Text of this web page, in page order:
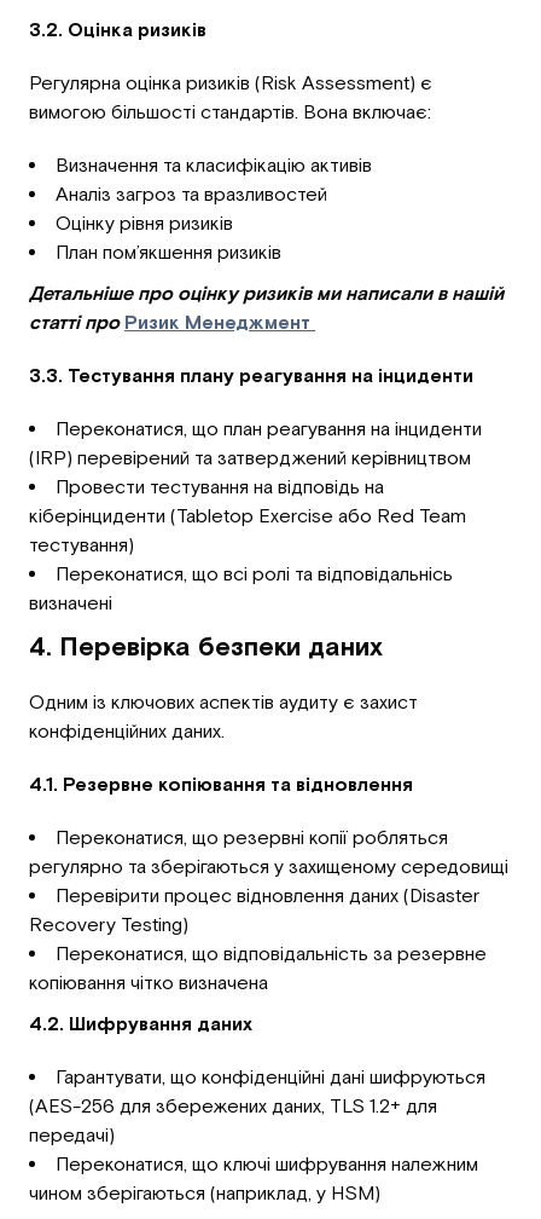
3.2. Оцінка ризиків
Регулярна оцінка ризиків (Risk Assessment) є
вимогою більшості стандартів. Вона включає:
Визначення та класифікацію активів
Аналіз загроз та вразливостей
Оцінку рівня ризиків
План пом’якшення ризиків
Детальніше про оцінку ризиків ми написали в нашій
статті про Ризик Менеджмент
3.3. Тестування плану реагування на інциденти
Переконатися, що план реагування на інциденти
(IRP) перевірений та затверджений керівництвом
Провести тестування на відповідь на
кіберінциденти (Tabletop Exercise або Red Team
тестування)
Переконатися, що всі ролі та відповідальнісь
визначені
4. Перевірка безпеки даних
Одним із ключових аспектів аудиту є захист
конфіденційних даних.
4.1. Резервне копіювання та відновлення
Переконатися, що резервні копії робляться
регулярно та зберігаються у захищеному середовищі
Перевірити процес відновлення даних (Disaster
Recovery Testing)
Переконатися, що відповідальність за резервне
копіювання чітко визначена
4.2. Шифрування даних
Гарантувати, що конфіденційні дані шифруються
(AES-256 для збережених даних, TLS 1.2+ для
передачі)
Переконатися, що ключі шифрування належним
чином зберігаються (наприклад, у HSM)